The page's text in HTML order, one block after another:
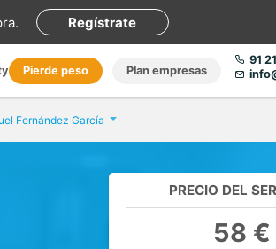
. Regístrate
Pierde peso Plan empresas
91
Fernández García
PRECIO DEL
58 €